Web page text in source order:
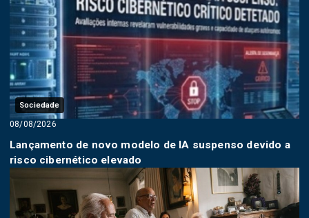
Sociedade
08/08/2026
Lançamento de novo modelo de IA suspenso devido a
risco cibernético elevado